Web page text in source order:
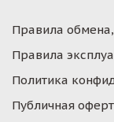
Правила
Правила
Политика
Публичная